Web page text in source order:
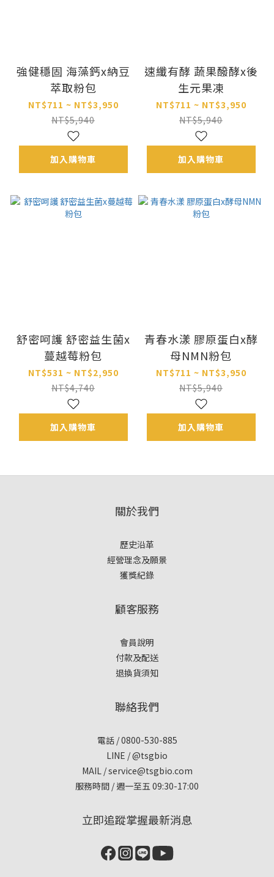
強健穩固 海藻鈣x納豆
萃取粉包
NT$711 ~ NT$3,950
NT$5,940
加入購物車
速纖有酵 蔬果醱酵x後
生元果凍
NT$711 ~ NT$3,950
NT$5,940
加入購物車
舒密呵護 舒密益生菌x
蔓越莓粉包
NT$531 ~ NT$2,950
NT$4,740
加入購物車
青春水漾 膠原蛋白x酵
母NMN粉包
NT$711 ~ NT$3,950
NT$5,940
加入購物車
關於我們
歷史沿革
經營理念及願景
獲獎紀錄
顧客服務
會員說明
付款及配送
退換貨須知
聯絡我們
電話 / 0800-530-885
LINE / @tsgbio
MAIL /service@tsgbio.com
服務時間 / 週一至五 09:30-17:00
立即追蹤掌握最新消息